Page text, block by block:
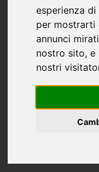
esperienza
per mostrarti
annunci
nostro sito, e
nostri